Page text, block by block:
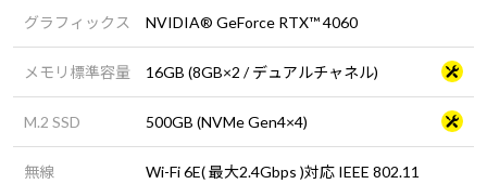
グラフィックス NVIDIA® GeForce RTX™ 4060
メモリ標準容量 16GB (8GB×2 / デュアルチャネル)
M.2 SSD 500GB (NVMe Gen4×4)
無線
Wi-Fi 6E( 最大2.4Gbps )対応 IEEE 802.11